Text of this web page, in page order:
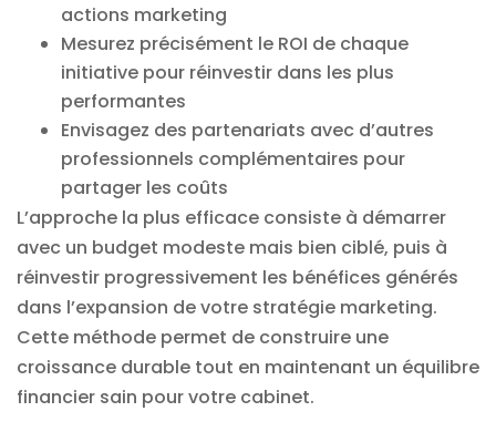
actions marketing
Mesurez précisément le ROI de chaque
initiative pour réinvestir dans les plus
performantes
Envisagez des partenariats avec d’autres
professionnels complémentaires pour
partager les coûts
L’approche la plus efficace consiste à démarrer
avec un budget modeste mais bien ciblé, puis à
réinvestir progressivement les bénéfices générés
dans l’expansion de votre stratégie marketing.
Cette méthode permet de construire une
croissance durable tout en maintenant un équilibre
financier sain pour votre cabinet.